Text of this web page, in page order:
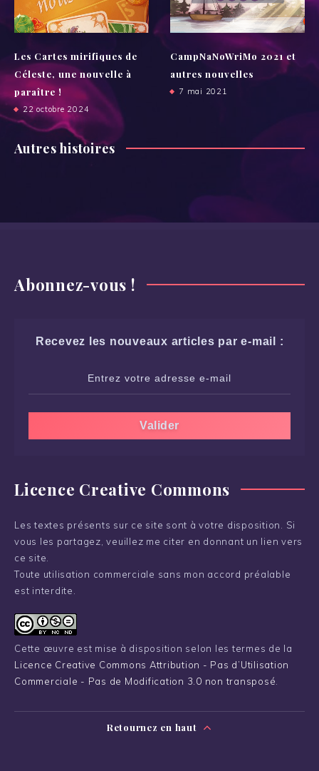
Les Cartes mirifiques de
Céleste, une nouvelle à
paraître !
22 octobre 2024
CampNaNoWriMo 2021 et
autres nouvelles
7 mai 2021
Autres histoires
Abonnez-vous !
Recevez les nouveaux articles par e-mail :
Licence Creative Commons
Les textes présents sur ce site sont à votre disposition. Si
vous les partagez, veuillez me citer en donnant un lien vers
ce site.
Toute utilisation commerciale sans mon accord préalable
est interdite.
Cette œuvre est mise à disposition selon les termes de la
Licence Creative Commons Attribution - Pas d’Utilisation
Commerciale - Pas de Modification 3.0 non transposé
Retournez en haut